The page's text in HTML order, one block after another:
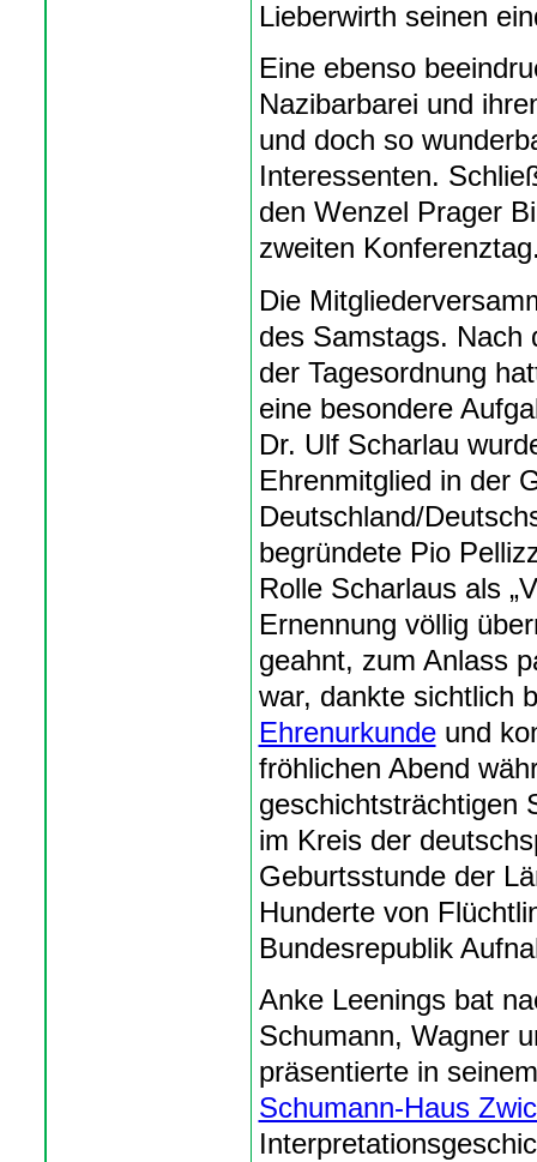
Lieberwirth seinen
Eine ebenso
Nazibarbarei und
und doch so
Interessenten.
den Wenzel Prager
zweiten
Die
des Samstags. Nach
der Tagesordnung
eine besondere
Dr. Ulf Scharlau
Ehrenmitglied in der
Deutschland/
begründete Pio
Rolle Scharlaus als
Ernennung völlig
geahnt, zum Anlass
war, dankte sichtlich
Ehrenurkundeund
fröhlichen Abend
geschichtsträchtigen
im Kreis der
Geburtsstunde der
Hunderte von
Bundesrepublik
Anke Leenings bat
Schumann, Wagner
präsentierte in
Schumann-Haus